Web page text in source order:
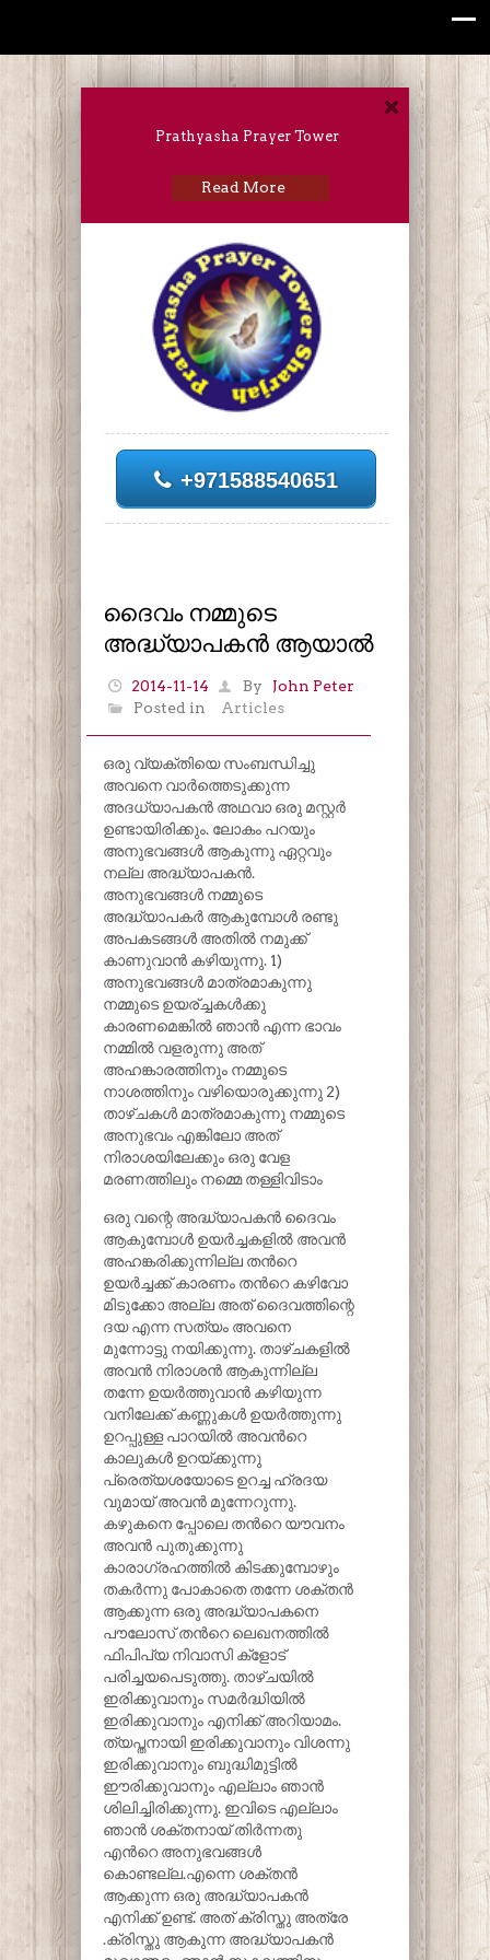
Prathyasha Prayer Tower
Read More
+971588540651
ദൈവം നമ്മുടെ
അദ്ധ്യാപകൻ ആയാൽ
2014-11-14 By
John Peter
Posted in
Articles
ഒരു വ്യക്തിയെ സംബന്ധിച്ചു
അവനെ വാർത്തെടുക്കുന്ന
അദധ്യാപകൻ അഥവാ ഒരു മസ്റ്റർ
ഉണ്ടായിരിക്കും. ലോകം പറയും
അനുഭവങ്ങൾ ആകുന്നു ഏറ്റവും
നല്ല അദ്ധ്യാപകൻ.
അനുഭവങ്ങൾ നമ്മുടെ
അദ്ധ്യാപകർ ആകുമ്പോൾ രണ്ടു
അപകടങ്ങൾ അതിൽ നമുക്ക്
കാണുവാൻ കഴിയുന്നു. 1)
അനുഭവങ്ങൾ മാത്രമാകുന്നു
നമ്മുടെ ഉയര്ച്ചകൾക്കു
കാരണമെങ്കിൽ ഞാൻ എന്ന ഭാവം
നമ്മിൽ വളരുന്നു അത്
അഹങ്കാരത്തിനും നമ്മുടെ
നാശത്തിനും വഴിയൊരുക്കുന്നു 2)
താഴ്ചകൾ മാത്രമാകുന്നു നമ്മുടെ
അനുഭവം എങ്കിലോ അത്
നിരാശയിലേക്കും ഒരു വേള
മരണത്തിലും നമ്മെ തള്ളിവിടാം
ഒരു വന്റെ അദ്ധ്യാപകൻ ദൈവം
ആകുമ്പോൾ ഉയർച്ചകളിൽ അവൻ
അഹങ്കരിക്കുന്നില്ല തൻറെ
ഉയർച്ചക്ക് കാരണം തൻറെ കഴിവോ
മിടുക്കോ അല്ല അത് ദൈവത്തിന്റെ
ദയ എന്ന സത്യം അവനെ
മുന്നോട്ടു നയിക്കുന്നു. താഴ്ചകളിൽ
അവൻ നിരാശൻ ആകുന്നില്ല
തന്നേ ഉയർത്തുവാൻ കഴിയുന്ന
വനിലേക്ക് കണ്ണുകൾ ഉയർത്തുന്നു
ഉറപ്പുള്ള പാറയിൽ അവൻറെ
കാലുകൾ ഉറയ്ക്കുന്നു
പ്രെത്യശയോടെ ഉറച്ച ഹ്രദയ
വുമായ് അവൻ മുന്നേറുന്നു.
കഴുകനെ പ്പോലെ തൻറെ യൗവനം
അവൻ പുതുക്കുന്നു
കാരാഗ്രഹത്തിൽ കിടക്കുമ്പോഴും
തകർന്നു പോകാതെ തന്നേ ശക്തൻ
ആക്കുന്ന ഒരു അദ്ധ്യാപകനെ
പൗലോസ് തൻറെ ലെഖനത്തിൽ
ഫിപിപ്യ നിവാസി ക്ളോട്
പരിച്ചയപെടുത്തു. താഴ്ചയിൽ
ഇരിക്കുവാനും സമർദ്ധിയിൽ
ഇരിക്കുവാനും എനിക്ക് അറിയാമം.
ത്യപ്തനായി ഇരിക്കുവാനും വിശന്നു
ഇരിക്കുവാനും ബുദ്ധിമുട്ടിൽ
ഈരിക്കുവാനും എല്ലാം ഞാൻ
ശിലിച്ചിരിക്കുന്നു. ഇവിടെ എല്ലാം
ഞാൻ ശക്തനായ് തിർന്നതു
എൻറെ അനുഭവങ്ങൾ
കൊണ്ടല്ല.എന്നെ ശക്തൻ
ആക്കുന്ന ഒരു അദ്ധ്യാപകൻ
എനിക്ക് ഉണ്ട്. അത് ക്രിസ്തു അത്രേ
.ക്രിസ്തു ആകുന്ന അദ്ധ്യാപകൻ